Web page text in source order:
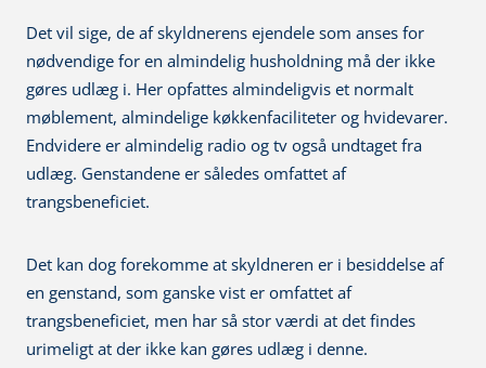
Det vil sige, de af skyldnerens ejendele som anses for
nødvendige for en almindelig husholdning må der ikke
gøres udlæg i. Her opfattes almindeligvis et normalt
møblement, almindelige køkkenfaciliteter og hvidevarer.
Endvidere er almindelig radio og tv også undtaget fra
udlæg. Genstandene er således omfattet af
trangsbeneficiet.
Det kan dog forekomme at skyldneren er i besiddelse af
en genstand, som ganske vist er omfattet af
trangsbeneficiet, men har så stor værdi at det findes
urimeligt at der ikke kan gøres udlæg i denne.